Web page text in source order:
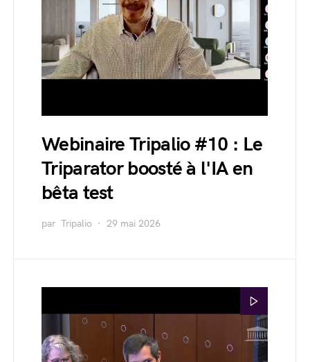
Webinaire Tripalio #10 : Le
Triparator boosté à l'IA en
bêta test
par Tripalio 29 mai 2026